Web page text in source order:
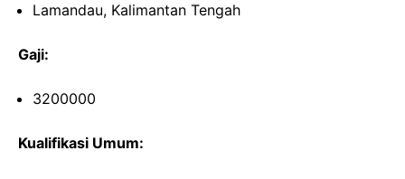
Lamandau, Kalimantan Tengah
Gaji:
3200000
Kualifikasi Umum: